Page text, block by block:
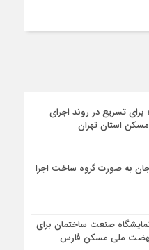
برای تسریع در روند اجرای
استان تهران
به صورت گروه ساخت اجرا
صنعت ساختمان برای
ملی مسکن فارس